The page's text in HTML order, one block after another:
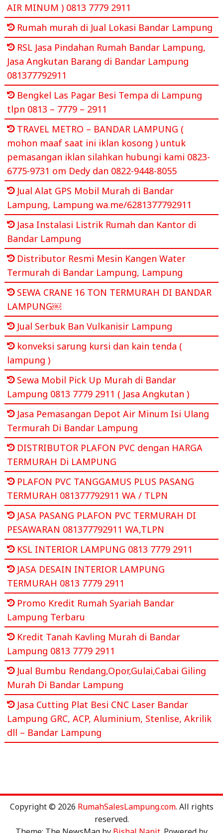
AIR MINUM ) 0813 7779 2911
Rumah murah di Jual Lokasi Bandar Lampung
RSL Jasa Pindahan Rumah Bandar Lampung,
Jasa Angkutan Barang di Bandar Lampung
081377792911
Bengkel Las Pagar Besi Tempa di Lampung
tlpn 0813 – 7779 – 2911
TRAVEL METRO – BANDAR LAMPUNG (
mohon maaf saat ini iklan kosong ) untuk
pemasangan iklan silahkan hubungi kami 0823-
6775-9731 om Dedy dan 0822-9448-8055
Jual Alat GPS Mobil Murah di Bandar
Lampung, Lampung wa.me/6281377792911
Jasa Instalasi Listrik Rumah dan Kantor di
Bandar Lampung
Distributor Resmi Mesin Kangen Water
Termurah di Bandar Lampung, Lampung
SEWA CRANE 16 TON TERMURAH DI BANDAR
LAMPUNG￼
Jual Serbuk Ban Vulkanisir Lampung
konveksi sarung kursi dan kain tenda (
lampung )
Sewa Mobil Pick Up Murah di Bandar
Lampung 0813 7779 2911 ( Jasa Angkutan )
Jasa Pemasangan Depot Air Minum Isi Ulang
Termurah Di Bandar Lampung
DISTRIBUTOR PLAFON PVC dengan HARGA
TERMURAH Di LAMPUNG
PLAFON PVC TANGGAMUS PLUS PASANG
TERMURAH 081377792911 WA / TLPN
JASA PASANG PLAFON PVC TERMURAH DI
PESAWARAN 081377792911 WA,TLPN
KSL INTERIOR LAMPUNG 0813 7779 2911
JASA DESAIN INTERIOR LAMPUNG
TERMURAH 0813 7779 2911
Promo Kredit Rumah Syariah Bandar
Lampung Terbaru
Kredit Tanah Kavling Murah di Bandar
Lampung 0813 7779 2911
Jual Bumbu Rendang,Opor,Gulai,Cabai Giling
Murah Di Bandar Lampung
Jasa Cutting Plat Besi CNC Laser Bandar
Lampung GRC, ACP, Aluminium, Stenlise, Akrilik
dll – Bandar Lampung
Copyright © 2026 RumahSalesLampung.com. All rights
reserved.